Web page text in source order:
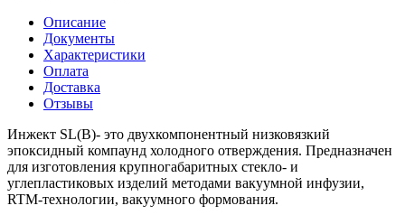
Описание
Документы
Характеристики
Оплата
Доставка
Отзывы
Инжект SL(B)- это двухкомпонентный низковязкий
эпоксидный компаунд холодного отверждения. Предназначен
для изготовления крупногабаритных стекло- и
углепластиковых изделий методами вакуумной инфузии,
RTM-технологии, вакуумного формования.